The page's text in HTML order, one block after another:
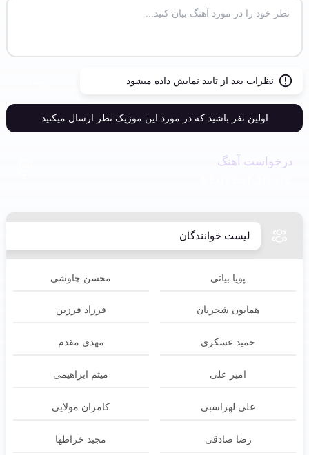
نظرات بعد از تایید نمایش داده میشود
اولین نفر باشید که در مورد این موزیک نظر ارسال میکنید
درخواست آهنگ
لیست خوانندگان
پویا بیاتی محسن چاوشی
همایون شجریان فرزاد فرزین
حمید عسکری مهدی مقدم
امیر علی میثم ابراهیمی
علی لهراسبی کامران مولایی
رضا صادقی مجید خراطها